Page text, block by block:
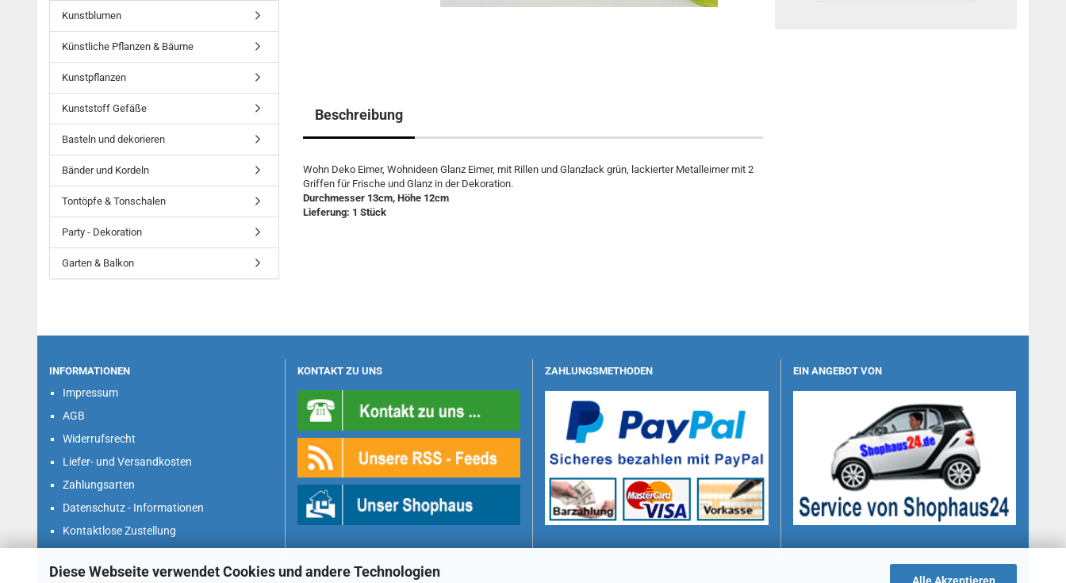
Diese Webseite verwendet Cookies und andere Technologien
Beschreibung
Wohn Deko Eimer, Wohnideen Glanz Eimer, mit Rillen und Glanzlack grün, lackierter Metalleimer mit 2
Griffen für Frische und Glanz in der Dekoration.
Durchmesser 13cm, Höhe 12cm
Lieferung: 1 Stück
Kunstblumen
Künstliche Pflanzen & Bäume
Kunstpflanzen
Kunststoff Gefäße
Basteln und dekorieren
Bänder und Kordeln
Tontöpfe & Tonschalen
Party - Dekoration
Garten & Balkon
INFORMATIONEN
Impressum
AGB
Widerrufsrecht
Liefer- und Versandkosten
Zahlungsarten
Datenschutz - Informationen
Kontaktlose Zustellung
KONTAKT ZU UNS ZAHLUNGSMETHODEN EIN ANGEBOT VON